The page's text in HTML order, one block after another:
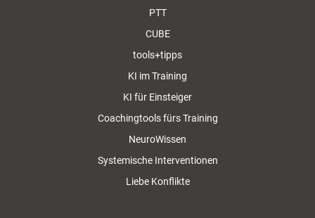
PTT
CUBE
tools+tipps
KI im Training
KI für Einsteiger
Coachingtools fürs Training
NeuroWissen
Systemische Interventionen
Liebe Konflikte